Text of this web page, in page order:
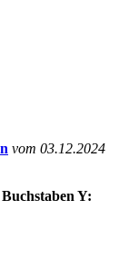
vom 03.12.2024
Y: